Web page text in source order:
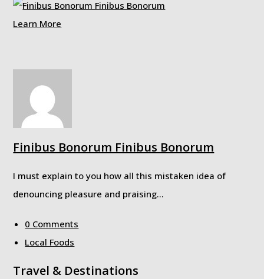
Learn More
Finibus Bonorum Finibus Bonorum
I must explain to you how all this mistaken idea of
denouncing pleasure and praising…
0 Comments
Local Foods
Travel & Destinations